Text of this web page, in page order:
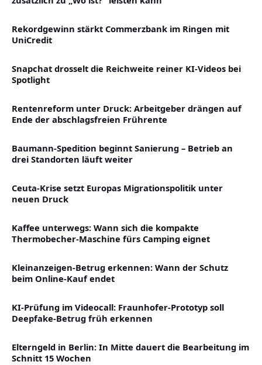
Rekordgewinn stärkt Commerzbank im Ringen mit
UniCredit
Snapchat drosselt die Reichweite reiner KI-Videos bei
Spotlight
Rentenreform unter Druck: Arbeitgeber drängen auf
Ende der abschlagsfreien Frührente
Baumann-Spedition beginnt Sanierung – Betrieb an
drei Standorten läuft weiter
Ceuta-Krise setzt Europas Migrationspolitik unter
neuen Druck
Kaffee unterwegs: Wann sich die kompakte
Thermobecher-Maschine fürs Camping eignet
Kleinanzeigen-Betrug erkennen: Wann der Schutz
beim Online-Kauf endet
KI-Prüfung im Videocall: Fraunhofer-Prototyp soll
Deepfake-Betrug früh erkennen
Elterngeld in Berlin: In Mitte dauert die Bearbeitung im
Schnitt 15 Wochen